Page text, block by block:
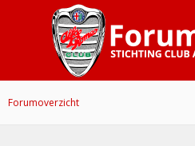
Forumoverzicht